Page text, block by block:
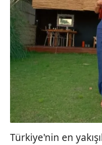
Türkiye'nin en